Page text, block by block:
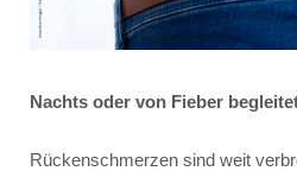
Nachts oder von Fieber
Rückenschmerzen sind weit